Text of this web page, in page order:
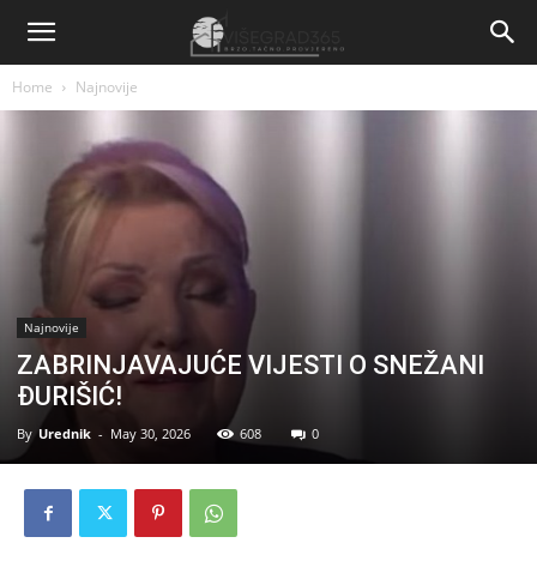
Home Najnovije
Najnovije
ZABRINJAVAJUĆE VIJESTI O SNEŽANI
ĐURIŠIĆ!
By Urednik - May 30, 2026 608 0